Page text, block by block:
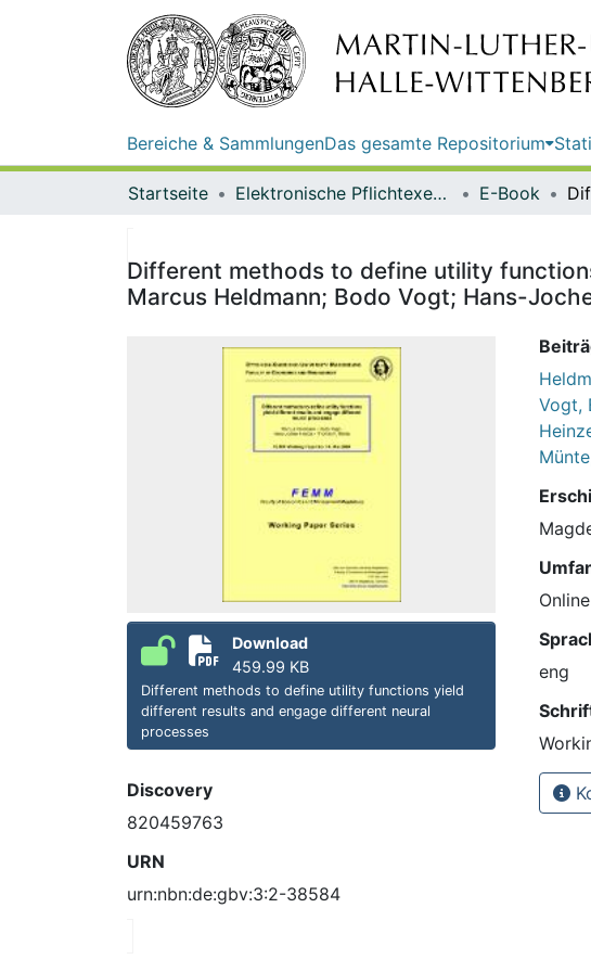
Bereiche & SammlungenDas gesamte Repositorium
Startseite Elektronische Pflichtexemplare E-Book
Different methods to define utility
Marcus Heldmann; Bodo Vogt; Hans-
Download
459.99 KB
Different methods to define utility functions yield
different results and engage different neural
processes
Discovery
820459763
URN
urn:nbn:de:gbv:3:2-38584
Vogt,
eng